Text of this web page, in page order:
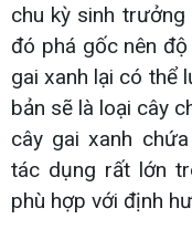
chu kỳ sinh trưởng
đó phá gốc nên
gai xanh lại có thể
bản sẽ là loại cây
cây gai xanh
tác dụng rất lớn
phù hợp với định